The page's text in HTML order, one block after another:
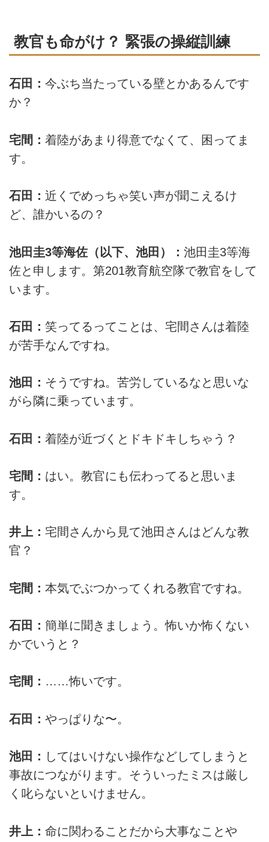
教官も命がけ？ 緊張の操縦訓練
石田： 今ぶち当たっている壁とかあるんです
か？
宅間： 着陸があまり得意でなくて、困ってま
す。
石田： 近くでめっちゃ笑い声が聞こえるけ
ど、誰かいるの？
池田圭3等海佐（以下、池田）： 池田圭3等海
佐と申します。第201教育航空隊で教官をして
います。
石田： 笑ってるってことは、宅間さんは着陸
が苦手なんですね。
池田： そうですね。苦労しているなと思いな
がら隣に乗っています。
石田： 着陸が近づくとドキドキしちゃう？
宅間： はい。教官にも伝わってると思いま
す。
井上： 宅間さんから見て池田さんはどんな教
官？
宅間： 本気でぶつかってくれる教官ですね。
石田： 簡単に聞きましょう。怖いか怖くない
かでいうと？
宅間： ……怖いです。
石田： やっぱりな〜。
池田： してはいけない操作などしてしまうと
事故につながります。そういったミスは厳し
く叱らないといけません。
井上： 命に関わることだから大事なことや